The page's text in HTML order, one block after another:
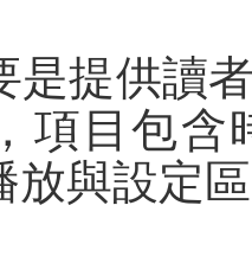
是提供讀
項目包含
放與設定